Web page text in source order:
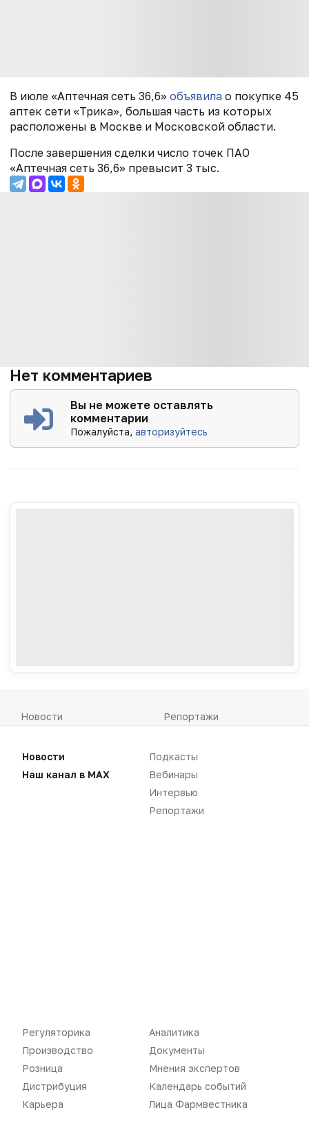
В июле «Аптечная сеть 36,6» объявила о покупке 45
аптек сети «Трика», большая часть из которых
расположены в Москве и Московской области.
После завершения сделки число точек ПАО
«Аптечная сеть 36,6» превысит 3 тыс.
Нет комментариев
Вы не можете оставлять
комментарии
Пожалуйста,авторизуйтесь
«Политика конфиденциальности»
«Основные виды деятельности компании»
Новости
Производство
Репортажи
Подкасты
Интервью
Новости
Наш канал в MAX
Подкасты
Вебинары
Интервью
Репортажи
Регуляторика
Производство
Розница
Дистрибуция
Карьера
Аналитика
Документы
Мнения экспертов
Календарь событий
Лица Фармвестника